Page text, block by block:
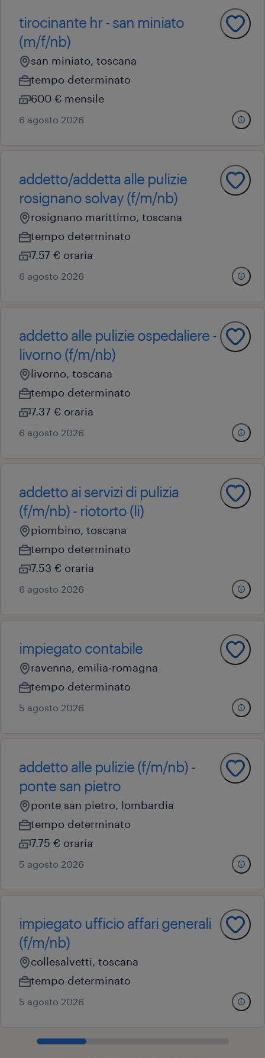
tirocinante hr - san miniato
(m/f/nb)
san miniato, toscana
tempo determinato
600 € mensile
6 agosto 2026
addetto/addetta alle pulizie
rosignano solvay (f/m/nb)
rosignano marittimo, toscana
tempo determinato
7.57 € oraria
6 agosto 2026
addetto alle pulizie ospedaliere -
livorno (f/m/nb)
livorno, toscana
tempo determinato
7.37 € oraria
6 agosto 2026
addetto ai servizi di pulizia
(f/m/nb) - riotorto (li)
piombino, toscana
tempo determinato
7.53 € oraria
6 agosto 2026
impiegato contabile
ravenna, emilia-romagna
tempo determinato
5 agosto 2026
addetto alle pulizie (f/m/nb) -
ponte san pietro
ponte san pietro, lombardia
tempo determinato
7.75 € oraria
5 agosto 2026
impiegato ufficio affari generali
(f/m/nb)
collesalvetti, toscana
tempo determinato
5 agosto 2026